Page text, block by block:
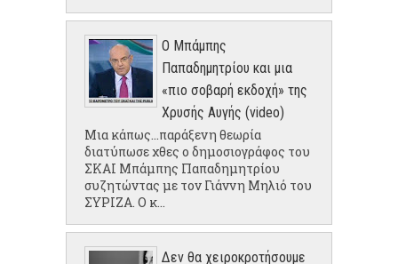
Ο Μπάμπης
Παπαδημητρίου και μια
«πιο σοβαρή εκδοχή» της
Χρυσής Αυγής (video)
Μια κάπως...παράξενη θεωρία
διατύπωσε χθες ο δημοσιογράφος του
ΣΚΑΙ Μπάμπης Παπαδημητρίου
συζητώντας με τον Γιάννη Μηλιό του
ΣΥΡΙΖΑ. Ο κ...
Δεν θα χειροκροτήσουμε